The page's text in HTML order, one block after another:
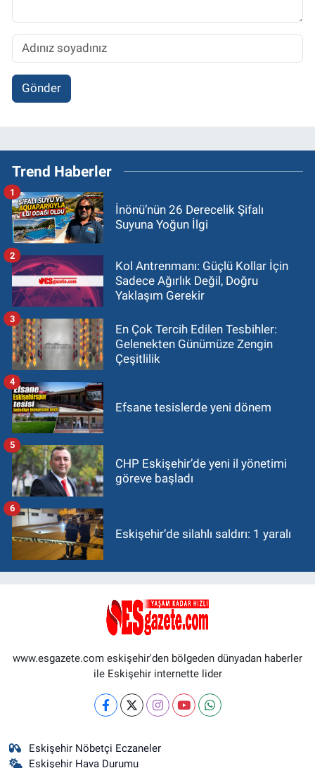
Gönder
Trend Haberler
İnönü’nün 26 Derecelik Şifalı
Suyuna Yoğun İlgi
1
Kol Antrenmanı: Güçlü Kollar İçin
Sadece Ağırlık Değil, Doğru
Yaklaşım Gerekir
2
En Çok Tercih Edilen Tesbihler:
Gelenekten Günümüze Zengin
Çeşitlilik
3
Efsane tesislerde yeni dönem
4
CHP Eskişehir’de yeni il yönetimi
göreve başladı
5
Eskişehir’de silahlı saldırı: 1 yaralı
6
www.esgazete.com eskişehir'den bölgeden dünyadan haberler
ile Eskişehir internette lider
Eskişehir Nöbetçi Eczaneler
Eskişehir Hava Durumu